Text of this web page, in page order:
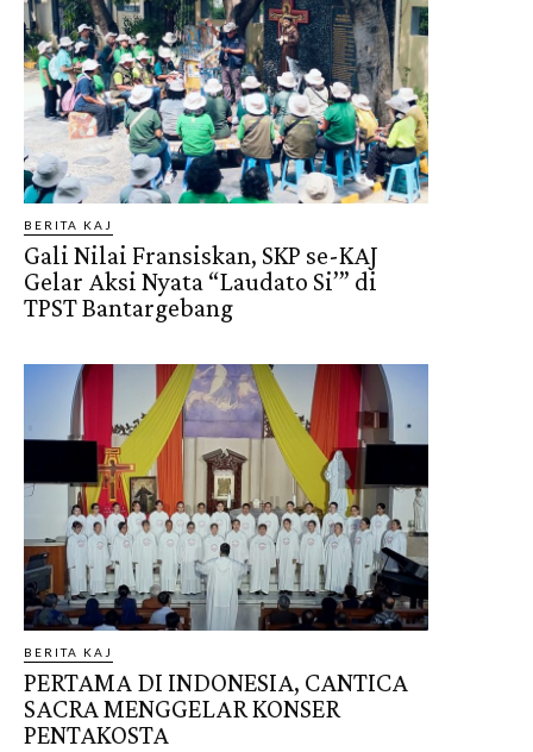
BERITA KAJ
Gali Nilai Fransiskan, SKP se-KAJ
Gelar Aksi Nyata “Laudato Si’” di
TPST Bantargebang
BERITA KAJ
PERTAMA DI INDONESIA, CANTICA
SACRA MENGGELAR KONSER
PENTAKOSTA